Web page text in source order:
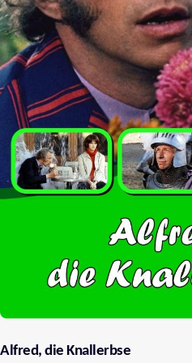
Alfred, die Knallerbse